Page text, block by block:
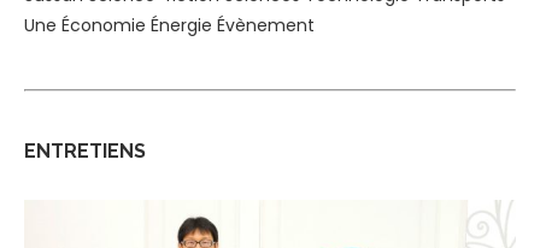
Une Économie Énergie Évènement
ENTRETIENS